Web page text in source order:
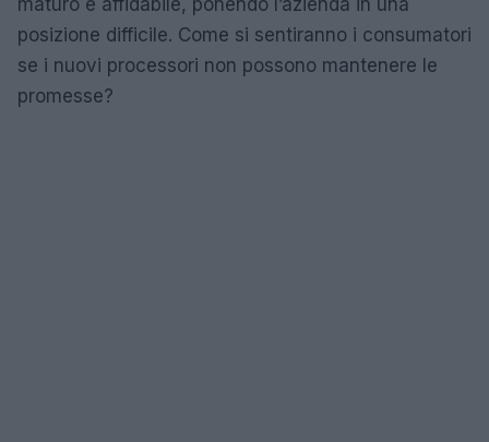
posizione difficile. Come si sentiranno i consumatori
se i nuovi processori non possono mantenere le
promesse?